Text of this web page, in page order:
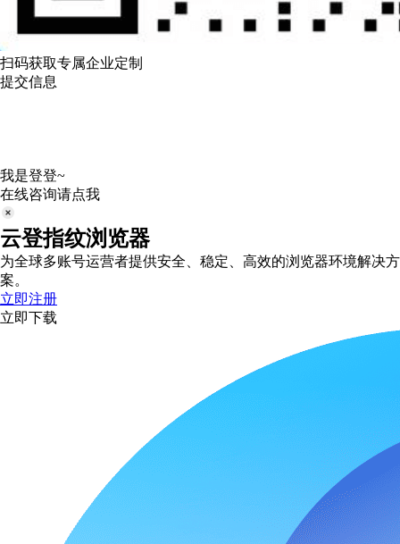
扫码获取专属企业定制
提交信息
我是登登~
在线咨询请点我
云登指纹浏览器
为全球多账号运营者提供安全、稳定、高效的浏览器环境解决方
案。
立即注册
立即下载